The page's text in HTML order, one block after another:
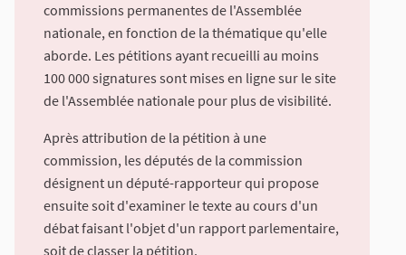
commissions permanentes de l'Assemblée
nationale, en fonction de la thématique qu'elle
aborde. Les pétitions ayant recueilli au moins
100 000 signatures sont mises en ligne sur le site
de l'Assemblée nationale pour plus de visibilité.
Après attribution de la pétition à une
commission, les députés de la commission
désignent un député-rapporteur qui propose
ensuite soit d'examiner le texte au cours d'un
débat faisant l'objet d'un rapport parlementaire,
soit de classer la pétition.